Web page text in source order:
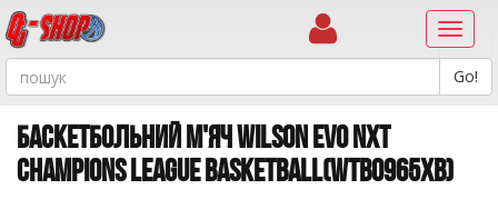
БАСКЕТБОЛЬНИЙ М'ЯЧ WILSON EVO NXT
CHAMPIONS LEAGUE BASKETBALL(WTB0965XB)